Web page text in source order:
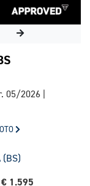
05/2026
(BS)
€ 1.595